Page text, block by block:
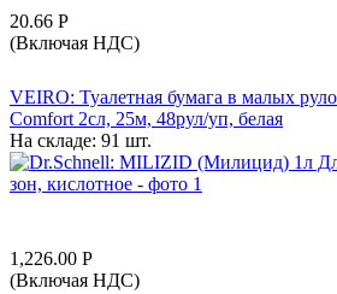
20.66 Р
(Включая НДС)
VEIRO: Туалетная бумага в малых
Comfort 2сл, 25м, 48рул/уп, белая
На складе: 91 шт.
1,226.00 Р
(Включая НДС)